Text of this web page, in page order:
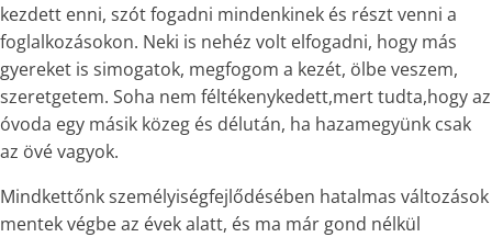
kezdett enni, szót fogadni mindenkinek és részt venni a
foglalkozásokon. Neki is nehéz volt elfogadni, hogy más
gyereket is simogatok, megfogom a kezét, ölbe veszem,
szeretgetem. Soha nem féltékenykedett,mert tudta,hogy az
óvoda egy másik közeg és délután, ha hazamegyünk csak
az övé vagyok.
Mindkettőnk személyiségfejlődésében hatalmas változások
mentek végbe az évek alatt, és ma már gond nélkül